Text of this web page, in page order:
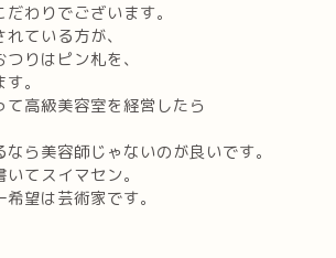
わりでございます。
ている方が、
りはピン札を、
。
高級美容室を経営したら
ら美容師じゃないのが良いです。
てスイマセン。
望は芸術家です。